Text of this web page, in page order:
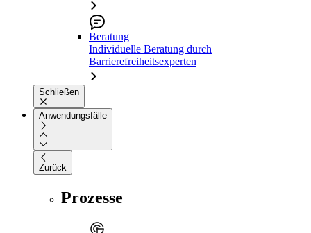
Beratung
Individuelle Beratung durch
Barrierefreiheitsexperten
Schließen
Anwendungsfälle
Zurück
Prozesse